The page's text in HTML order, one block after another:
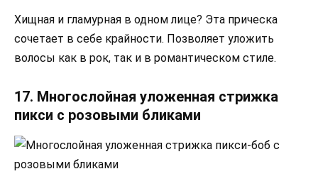
Хищная и гламурная в одном лице? Эта прическа
сочетает в себе крайности. Позволяет уложить
волосы как в рок, так и в романтическом стиле.
17. Многослойная уложенная стрижка
пикси с розовыми бликами